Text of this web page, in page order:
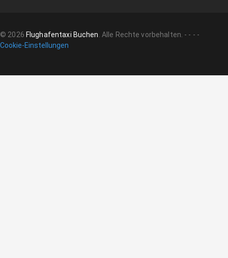
© 2026 Flughafentaxi Buchen. Alle Rechte vorbehalten. - - - -
Cookie-Einstellungen